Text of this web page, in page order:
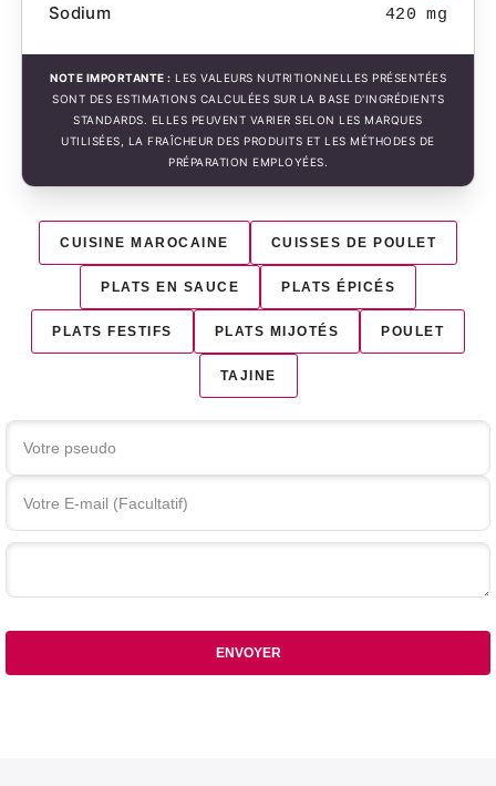
Sodium 420 mg
NOTE IMPORTANTE : LES VALEURS NUTRITIONNELLES PRÉSENTÉES
SONT DES ESTIMATIONS CALCULÉES SUR LA BASE D'INGRÉDIENTS
STANDARDS. ELLES PEUVENT VARIER SELON LES MARQUES
UTILISÉES, LA FRAÎCHEUR DES PRODUITS ET LES MÉTHODES DE
PRÉPARATION EMPLOYÉES.
CUISINE MAROCAINE CUISSES DE POULET
PLATS EN SAUCE PLATS ÉPICÉS
PLATS FESTIFS PLATS MIJOTÉS POULET
TAJINE
Votre commentaire
ENVOYER